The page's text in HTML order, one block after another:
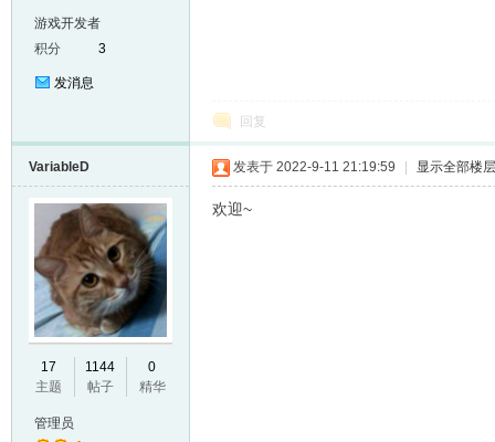
游戏开发者
积分
3
发消息
回复
VariableD
17
主题
1144
帖子
0
精华
管理员
发表于 2022-9-11 21:19:59 显示全部楼层
欢迎~